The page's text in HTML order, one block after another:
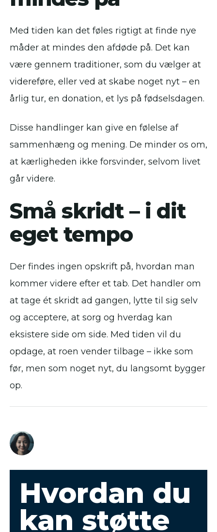
Med tiden kan det føles rigtigt at finde nye
måder at mindes den afdøde på. Det kan
være gennem traditioner, som du vælger at
videreføre, eller ved at skabe noget nyt – en
årlig tur, en donation, et lys på fødselsdagen.
Disse handlinger kan give en følelse af
sammenhæng og mening. De minder os om,
at kærligheden ikke forsvinder, selvom livet
går videre.
Små skridt – i dit
eget tempo
Der findes ingen opskrift på, hvordan man
kommer videre efter et tab. Det handler om
at tage ét skridt ad gangen, lytte til sig selv
og acceptere, at sorg og hverdag kan
eksistere side om side. Med tiden vil du
opdage, at roen vender tilbage – ikke som
før, men som noget nyt, du langsomt bygger
op.
Hvordan du
kan støtte